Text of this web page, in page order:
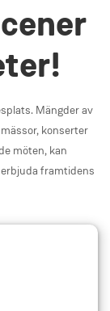
Mängder av
konserter
möten, kan
framtidens